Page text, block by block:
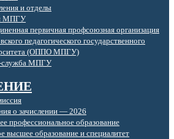
и отделы
МПГУ
первичная профсоюзная организация
педагогического государственного
(ОППО МПГУ)
служба МПГУ
о зачислении — 2026
профессиональное образование
высшее образование и специалитет